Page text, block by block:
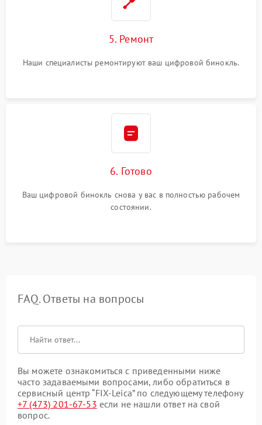
5. Ремонт
Наши специалисты ремонтируют ваш цифровой бинокль.
6. Готово
Ваш цифровой бинокль снова у вас в полностью рабочем
состоянии.
FAQ. Ответы на вопросы
Вы можете ознакомиться с приведенными ниже
часто задаваемыми вопросами, либо обратиться в
сервисный центр “FIX-Leica” по следующему телефону
+7 (473) 201-67-53 если не нашли ответ на свой
вопрос.